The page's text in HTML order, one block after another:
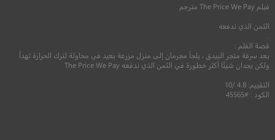
فيلم The Price We Payمترجم
الثمن الذي ندفعه
قصة الفلم :
بعد سرقة متجر البيدق ، يلجأ مجرمان إلى منزل مزرعة بعيد في محاولة لترك الحرارة تهدأ
ولكن يجدان شيئًا أكثر خطورة في الثمن الذي ندفعه The Price We Pay
التقييم: 4.8 /10
الكود : #45565